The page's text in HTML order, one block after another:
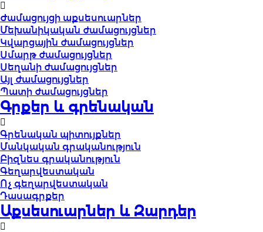
Ժամացույցի աքսեսուարներ
Մեխանիկական ժամացույցներ
Կվարցային ժամացույցներ
Սմարթ ժամացույցներ
Սեղանի ժամացույցներ
Այլ ժամացույցներ
Պատի ժամացույցներ
Գրքեր և գրենական
Գրենական պիտույքներ
Մանկական գրականություն
Բիզնես գրականություն
Գեղարվեստական
Ոչ գեղարվեստական
Դասագրքեր
Աքսեսուարներ և Զարդեր